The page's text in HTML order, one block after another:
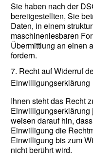
Sie haben nach der
bereitgestellten, Sie
Daten, in einem
maschinenlesbaren
Übermittlung an einen
fordern.
7. Recht auf Widerruf
Einwilligungserklärung
Ihnen steht das Recht
Einwilligungserklärung
weisen darauf hin,
Einwilligung die
Einwilligung bis zum
nicht berührt wird.